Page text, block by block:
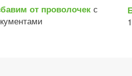
от проволочек с